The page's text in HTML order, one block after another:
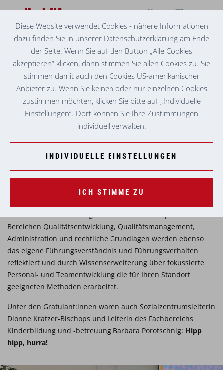
HOCHSCHULLEHRGANG LEITUNG UND LEADERSHIP
FEIERLICHE ZERTIFIKATSVERLEIHUNG
Heute fand die feierliche
Zertifikatsverleihung des Hochschullehrgangs
Leitung und Leadershipin der
Elementarpädagogik an der PH Steiermark
statt.
Kinderkrippe Assmanngasse in Leibnitz, hat den
zweisemestrigen Lehrgang erfolgreich abgeschlossen.
Der Lehrgang zielt auf eine professionsorientierte
ab. Neben der Vertiefung von Wissen und Kompetenz in den
Bereichen Qualitätsentwicklung, Qualitätsmanagement,
Administration und rechtliche Grundlagen werden ebenso
das eigene Führungsverständnis und Führungsverhalten
reflektiert und durch Wissenserweiterung über fokussierte
Personal- und Teamentwicklung die für Ihren Standort
geeigneten Methoden erarbeitet.
Unter den Gratulant:innen waren auch Sozialzentrumsleiterin
Dionne Kratzer-Bischops und Leiterin des Fachbereichs
Kinderbildung und -betreuung Barbara Porotschnig: Hipp
hipp, hurra!
Diese Website verwendet Cookies - nähere Informationen
dazu finden Sie in unserer Datenschutzerklärung am Ende
der Seite. Wenn Sie auf den Button „Alle Cookies
akzeptieren“ klicken, dann stimmen Sie allen Cookies zu. Sie
stimmen damit auch den Cookies US-amerikanischer
Anbieter zu. Wenn Sie keinen oder nur einzelnen Cookies
zustimmen möchten, klicken Sie bitte auf „Individuelle
Einstellungen“. Dort können Sie Ihre Zustimmungen
individuell verwalten.
INDIVIDUELLE EINSTELLUNGEN
ICH STIMME ZU